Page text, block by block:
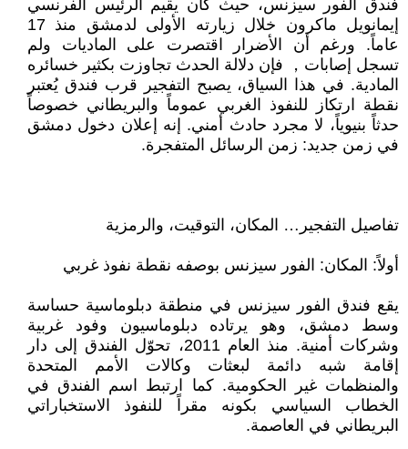
فندق الفور سيزنس، حيث كان يقيم الرئيس الفرنسي
إيمانويل ماكرون خلال زيارته الأولى لدمشق منذ 17
عاماً. ورغم أن الأضرار اقتصرت على الماديات ولم
تسجل إصابات， فإن دلالة الحدث تجاوزت بكثير خسائره
المادية. في هذا السياق، يصبح التفجير قرب فندق يُعتبر
نقطة ارتكاز للنفوذ الغربي عموماً والبريطاني خصوصاً
حدثاً بنيوياً، لا مجرد حادث أمني. إنه إعلان دخول دمشق
في زمن جديد: زمن الرسائل المتفجرة.
تفاصيل التفجير… المكان، التوقيت، والرمزية
أولاً: المكان: الفور سيزنس بوصفه نقطة نفوذ غربي
يقع فندق الفور سيزنس في منطقة دبلوماسية حساسة
وسط دمشق، وهو يرتاده دبلوماسيون وفود غربية
وشركات أمنية. منذ العام 2011، تحوّل الفندق إلى دار
إقامة شبه دائمة لبعثات وكالات الأمم المتحدة
والمنظمات غير الحكومية. كما ارتبط اسم الفندق في
الخطاب السياسي بكونه مقراً للنفوذ الاستخباراتي
البريطاني في العاصمة.